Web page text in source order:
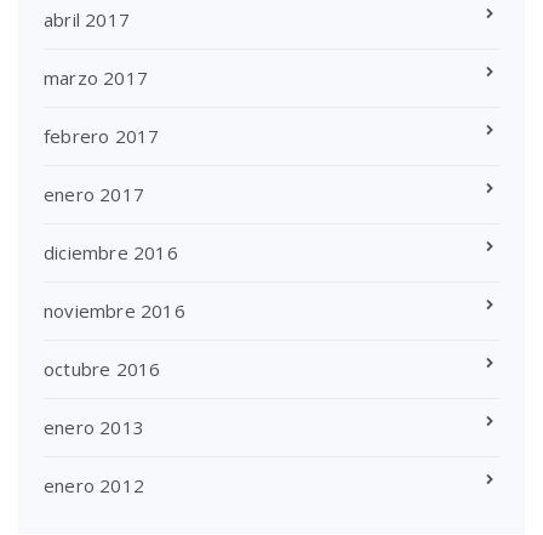
abril 2017
marzo 2017
febrero 2017
enero 2017
diciembre 2016
noviembre 2016
octubre 2016
enero 2013
enero 2012